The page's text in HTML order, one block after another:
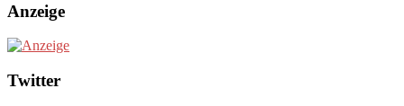
Anzeige
Twitter